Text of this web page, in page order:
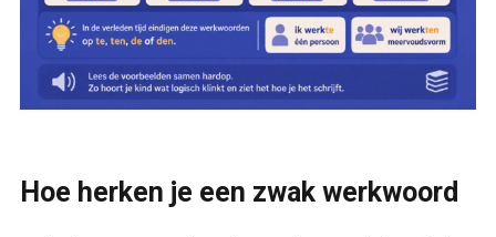
Hoe herken je een zwak werkwoord